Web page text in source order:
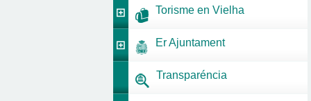
Torisme en Vielha
Er Ajuntament
Transparéncia